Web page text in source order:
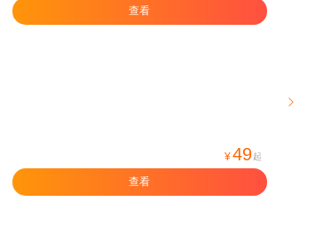
查看

¥49 起
查看